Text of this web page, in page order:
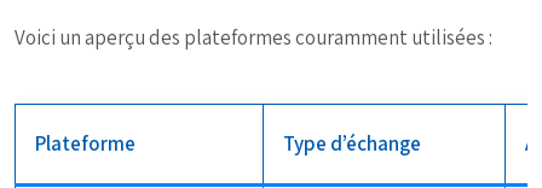
Voici un aperçu des plateformes couramment utilisées :
Plateforme Type d’échange